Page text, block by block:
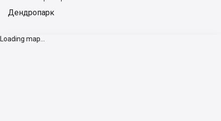
Дендропарк
Loading map...